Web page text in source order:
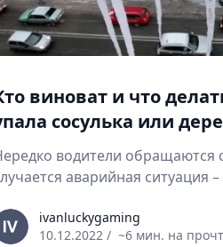
виноват и что
сосулька или
водители обращаются
аварийная ситуация
ivanluckygaming
10.12.2022 / ~6 мин. на